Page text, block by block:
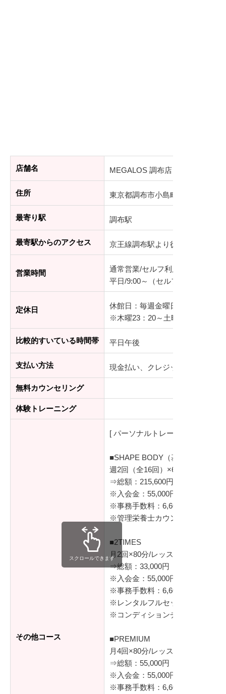
店舗名 MEGALOS 調布店
住所 東京都調布市小島町1-9-1
最寄り駅 調布駅
最寄駅からのアクセス 京王線調布駅より徒歩3分
営業時間
通常営業/セルフ利用時間（ジム
平日/9:00～（セルフ利用時間/
定休日
休館日：毎週金曜日、夏期、年末
※木曜23：20～土曜7：00は休館
比較的すいている時間帯 平日午後
支払い方法 現金払い、クレジットカード
無料カウンセリング
体験トレーニング
その他コース
[ パーソナルトレーニング ]
■SHAPE BODY（基本の2ヶ月コ
週2回（全16回）×60分/レッスン
⇒総額：215,600円（税込）
※入会金：55,000円（税込）
※事務手数料：6,600円（税込）
※管理栄養士カウンセリング2回
■2TIMES
月2回×80分/レッスン
⇒総額：33,000円（税込）
※入会金：55,000円（税込）
※事務手数料：6,600円（税込）
※レンタルフルセット（シューズ
※コンディションチェック（体組
■PREMIUM
月4回×80分/レッスン
⇒総額：55,000円（税込）
※入会金：55,000円（税込）
※事務手数料：6,600円（税込）
スクロールできます